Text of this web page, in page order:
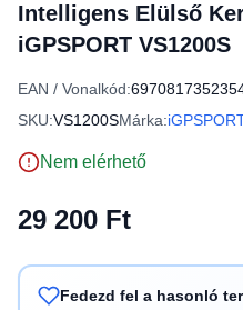
Intelligens Elülső
iGPSPORT VS1200S
EAN / Vonalkód:
SKU:VS1200SMárka:
Nem elérhető
29 200 Ft
Fedezd fel a hasonló